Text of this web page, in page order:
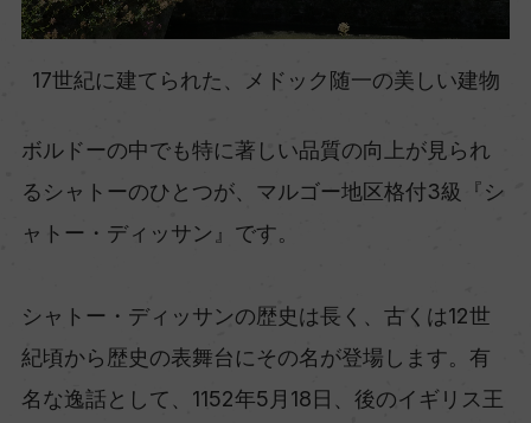
17世紀に建てられた、メドック随一の美しい建物
ボルドーの中でも特に著しい品質の向上が見られ
るシャトーのひとつが、マルゴー地区格付3級『シ
ャトー・ディッサン』です。
シャトー・ディッサンの歴史は長く、古くは12世
紀頃から歴史の表舞台にその名が登場します。有
名な逸話として、1152年5月18日、後のイギリス王